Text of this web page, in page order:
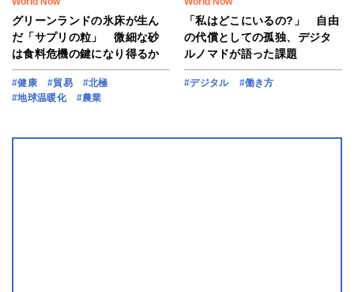
グリーンランドの氷床が生ん
だ「サプリの粒」 微細な砂
は食料危機の鍵になり得るか
#健康 #貿易
#北極
#地球温暖化
#農業
「私はどこにいるの?」 自由
の代償としての孤独、デジタ
ルノマドが語った課題
#デジタル #働き方